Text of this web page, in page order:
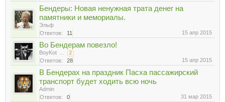
Бендеры: Новая ненужная трата денег на
памятники и мемориалы.
Эльф
Ответов:
11 15 апр 2015
Во Бендерам повезло!
BoyKot ... 2
Ответов: 28 15 апр 2015
В Бендерах на праздник Пасха пассажирский
транспорт будет ходить всю ночь
Admin
Ответов:
0 31 мар 2015